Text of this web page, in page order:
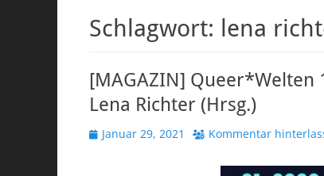
Schlagwort: lena
[MAGAZIN] Queer*Welten
Lena Richter (Hrsg.)
Veröffentlicht
Januar 29, 2021 Kommentar